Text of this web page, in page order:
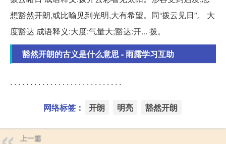
想豁然开朗,或比喻见到光明,大有希望。同“拨云见日”。 大
度豁达 成语释义:大度:气量大;豁达:开... 拨。
豁然开朗的古义是什么意思 - 雨露学习互助
. . . . . . . . . . . . . . . . . . . . . . . . . . . .
网络标签： 开朗 明亮 豁然开朗
上一篇